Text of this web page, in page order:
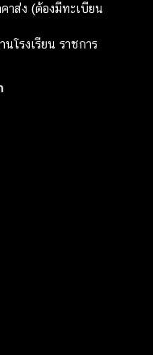
าส่ง (ต้องมีทะเบียน
โรงเรียน ราชการ